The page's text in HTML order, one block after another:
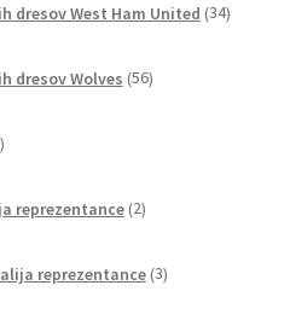
dresov West Ham United 34izdelkov
dresov Wolves 56izdelkov
izdelkov
reprezentance 2izdelka
reprezentance 3izdelki